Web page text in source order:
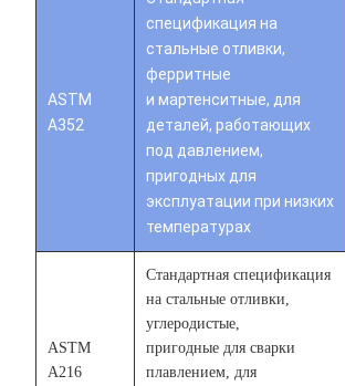
ASTM
A352
спецификация на
стальные отливки,
ферритные
и мартенситные, для
деталей, работающих
под давлением,
пригодных для
эксплуатации при низких
температурах
ASTM
A216
Стандартная спецификация
на стальные отливки,
углеродистые,
пригодные для сварки
плавлением, для